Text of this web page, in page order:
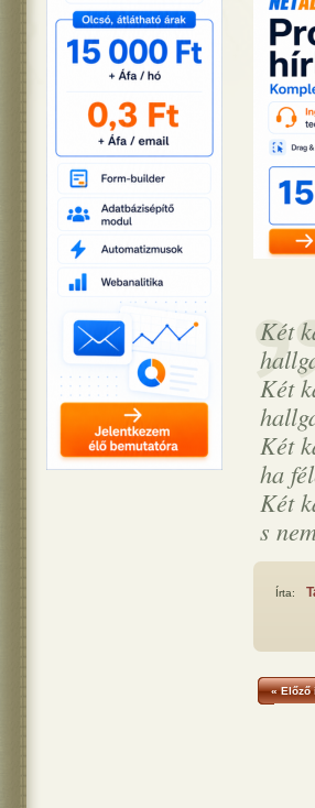
Két
Két
Két
ha
Két
s
Írta:
« Előző